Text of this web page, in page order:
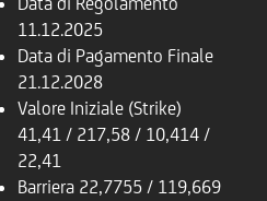
11.12.2025
Data di Pagamento Finale
21.12.2028
Valore Iniziale (Strike)
41,41 / 217,58 / 10,414 /
22,41
Barriera 22,7755 / 119,669